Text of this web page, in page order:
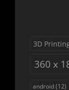
3D
360 x
android(12)